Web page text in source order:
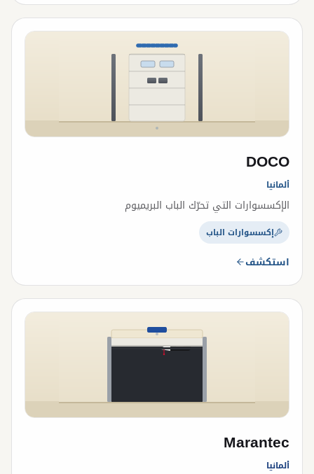
DOCO
ألمانيا
الإكسسوارات التي تحرّك الباب البريميوم
إكسسوارات الباب
استكشف
Marantec
ألمانيا